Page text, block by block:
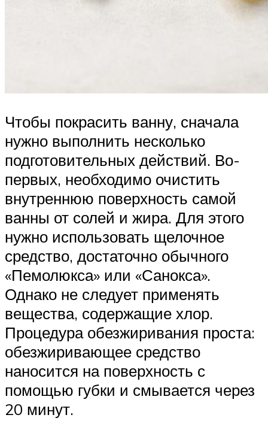
Чтобы покрасить ванну, сначала
нужно выполнить несколько
подготовительных действий. Во-
первых, необходимо очистить
внутреннюю поверхность самой
ванны от солей и жира. Для этого
нужно использовать щелочное
средство, достаточно обычного
«Пемолюкса» или «Санокса».
Однако не следует применять
вещества, содержащие хлор.
Процедура обезжиривания проста:
обезжиривающее средство
наносится на поверхность с
помощью губки и смывается через
20 минут.